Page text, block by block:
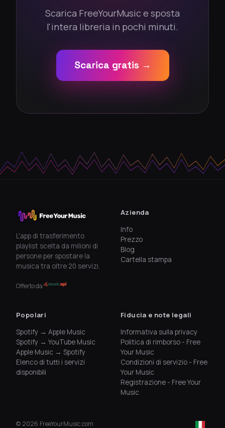
Scarica FreeYourMusic e sposta
l'intera libreria in pochi minuti.
Scarica gratis →
L'app di trasferimento
playlist scelta da milioni di
persone per spostare la
musica tra oltre 20 servizi.
Offerto da
Azienda
Info
Prezzo
Blog
Cartella stampa
Popolari
Spotify → Apple Music
Spotify → YouTube Music
Apple Music → Spotify
Elenco di tutti i servizi
disponibili
Fiducia e note legali
Informativa sulla privacy
Politica di rimborso - Free
Your Music
Condizioni di servizio - Free
Your Music
Registrazione - Free Your
Music
© 2026 FreeYourMusic.com